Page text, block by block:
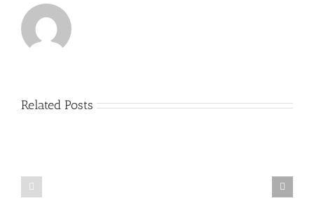
Related Posts